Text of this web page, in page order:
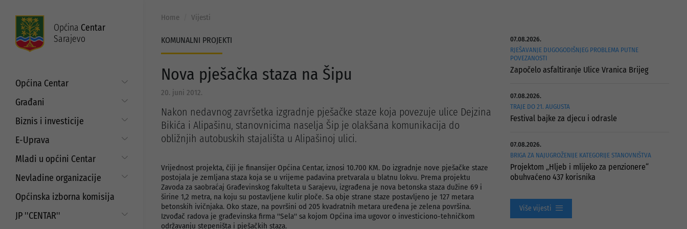
Općina Centar
Sarajevo
Općina Centar
Općinski načelnik
Zakoni i propisi
ISO standardi
Budžet
Građani
Put do prava
Mjesne zajednice
Servisne informacije
Najam i korištenje općinskih
Biznis i investicije
Digitalizacija poslovanja
unaprjeđenje poduzetništva
Refundacija troškova certificiranja
Aktuelni projekti
Strateški dokumenti
E-Uprava
Moj Centar
Mladi u općini Centar
Strategija prema mladima
Javni poziv za dodjelu sredstava za
aktivizam mladih
Nevladine organizacije
Saradnja sa nevladinim
organizacijama
Javni pozivi i konkursi
Općinska izborna komisija
JP ''CENTAR''
Home Vijesti
KOMUNALNI PROJEKTI
Nova pješačka staza na Šipu
20. juni 2012.
Nakon nedavnog završetka izgradnje pješačke staze koja povezuje ulice Dejzina
Bikića i Alipašinu, stanovnicima naselja Šip je olakšana komunikacija do
obližnjih autobuskih stajališta u Alipašinoj ulici.
Vrijednost projekta, čiji je finansijer Općina Centar, iznosi 10.700 KM. Do izgradnje nove pješačke staze
postojala je zemljana staza koja se u vrijeme padavina pretvarala u blatnu lokvu. Prema projektu
Zavoda za saobraćaj Građevinskog fakulteta u Sarajevu, izgrađena je nova betonska staza dužine 69 i
širine 1,2 metra, na koju su postavljene kulir ploče. Sa obje strane staze postavljeno je 127 metara
betonskih ivičnjaka. Oko staze, na površini od 205 kvadratnih metara uređena je zelena površina.
Izvođač radova je građevinska firma ''Sela'' sa kojom Općina ima ugovor o investiciono-tehničkom
održavanju stepeništa i pješačkih staza.
07.08.2026.
RJEŠAVANJE DUGOGODIŠNJEG PROBLEMA PUTNE
POVEZANOSTI
Započelo asfaltiranje Ulice Vranica Brijeg
07.08.2026.
TRAJE DO 21. AUGUSTA
Festival bajke za djecu i odrasle
07.08.2026.
BRIGA ZA NAJUGROŽENIJE KATEGORIJE STANOVNIŠTVA
Projektom „Hljeb i mlijeko za penzionere“
obuhvaćeno 437 korisnika
Više vijesti